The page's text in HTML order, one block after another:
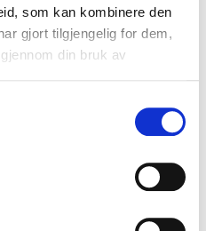
som kan kombinere den
gjort tilgjengelig for dem,
din bruk av